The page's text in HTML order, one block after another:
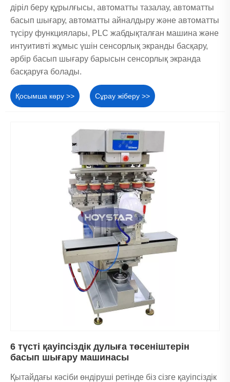
діріл беру құрылғысы, автоматты тазалау, автоматты
басып шығару, автоматты айналдыру және автоматты
түсіру функциялары, PLC жабдықталған машина және
интуитивті жұмыс үшін сенсорлық экранды басқару,
әрбір басып шығару барысын сенсорлық экранда
басқаруға болады.
Қосымша көру >> Сұрау жіберу >>
6 түсті қауіпсіздік дулыға төсеніштерін
басып шығару машинасы
Қытайдағы кәсіби өндіруші ретінде біз сізге қауіпсіздік